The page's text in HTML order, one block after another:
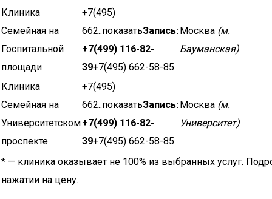
Клиника
Семейная на
Госпитальной
площади
+7(495)
662..показатьЗапись:
+7(499) 116-82-
39+7(495) 662-58-85
Москва (м.
Бауманская)
Клиника
Семейная на
Университетском
проспекте
+7(495)
662..показатьЗапись:
+7(499) 116-82-
39+7(495) 662-58-85
Москва (м.
Университет)
* — клиника оказывает не 100% из выбранных услуг.
нажатии на цену.